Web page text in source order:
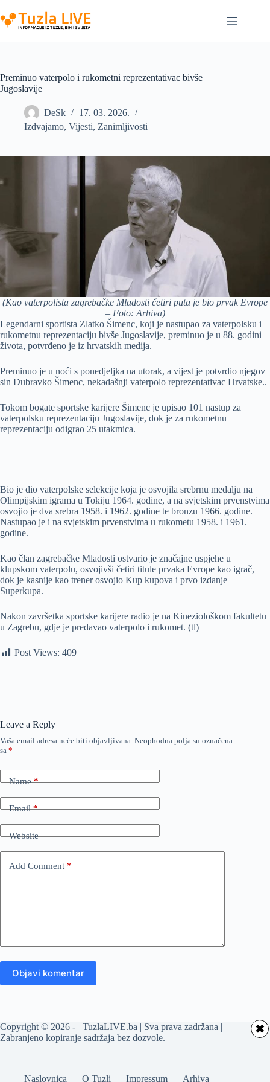
to
content
Preminuo vaterpolo i rukometni reprezentativac bivše
Jugoslavije
DeSk
17. 03. 2026.
Izdvajamo, Vijesti, Zanimljivosti
(Kao vaterpolista zagrebačke Mladosti četiri puta je bio prvak Evrope
– Foto: Arhiva)
Legendarni sportista Zlatko Šimenc, koji je nastupao za vaterpolsku i
rukometnu reprezentaciju bivše Jugoslavije, preminuo je u 88. godini
života, potvrđeno je iz hrvatskih medija.
Preminuo je u noći s ponedjeljka na utorak, a vijest je potvrdio njegov
sin Dubravko Šimenc, nekadašnji vaterpolo reprezentativac Hrvatske..
Tokom bogate sportske karijere Šimenc je upisao 101 nastup za
vaterpolsku reprezentaciju Jugoslavije, dok je za rukometnu
reprezentaciju odigrao 25 utakmica.
Bio je dio vaterpolske selekcije koja je osvojila srebrnu medalju na
Olimpijskim igrama u Tokiju 1964. godine, a na svjetskim prvenstvima
osvojio je dva srebra 1958. i 1962. godine te bronzu 1966. godine.
Nastupao je i na svjetskim prvenstvima u rukometu 1958. i 1961.
godine.
Kao član zagrebačke Mladosti ostvario je značajne uspjehe u
klupskom vaterpolu, osvojivši četiri titule prvaka Evrope kao igrač,
dok je kasnije kao trener osvojio Kup kupova i prvo izdanje
Superkupa.
Nakon završetka sportske karijere radio je na Kineziološkom fakultetu
u Zagrebu, gdje je predavao vaterpolo i rukomet. (tl)
Post Views: 409
Leave a Reply
Vaša email adresa neće biti objavljivana. Neophodna polja su označena
sa *
Name*
Email*
Website
Add Comment *
Objavi komentar
Copyright © 2026 - TuzlaLIVE.ba | Sva prava zadržana |
Zabranjeno kopiranje sadržaja bez dozvole.
Naslovnica O Tuzli Impressum Arhiva
✖